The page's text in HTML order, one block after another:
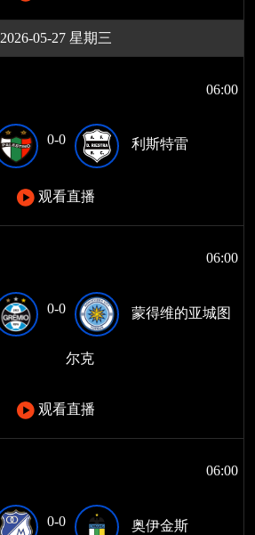
2026-05-27 星期三
06:00
0-0 利斯特雷
观看直播
06:00
0-0 蒙得维的亚城图
尔克
观看直播
06:00
0-0 奥伊金斯